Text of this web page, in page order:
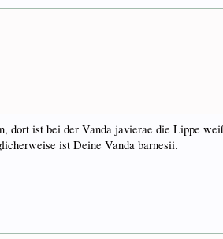
dort ist bei der Vanda javierae die Lippe
ist Deine Vanda barnesii.